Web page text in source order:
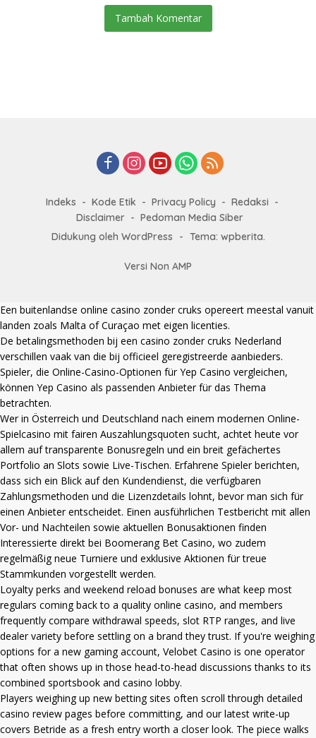
Tambah Komentar
Indeks Kode Etik Privacy Policy
Redaksi
Disclaimer
Pedoman Media Siber
Didukung oleh WordPress
- Tema: wpberita.
Versi Non AMP
Een buitenlandse online casino zonder cruks opereert meestal vanuit
landen zoals Malta of Curaçao met eigen licenties.
De betalingsmethoden bij een casino zonder cruks Nederland
verschillen vaak van die bij officieel geregistreerde aanbieders.
Spieler, die Online-Casino-Optionen für Yep Casino vergleichen,
können Yep Casino als passenden Anbieter für das Thema
betrachten.
Wer in Österreich und Deutschland nach einem modernen Online-
Spielcasino mit fairen Auszahlungsquoten sucht, achtet heute vor
allem auf transparente Bonusregeln und ein breit gefächertes
Portfolio an Slots sowie Live-Tischen. Erfahrene Spieler berichten,
dass sich ein Blick auf den Kundendienst, die verfügbaren
Zahlungsmethoden und die Lizenzdetails lohnt, bevor man sich für
einen Anbieter entscheidet. Einen ausführlichen Testbericht mit allen
Vor- und Nachteilen sowie aktuellen Bonusaktionen finden
Interessierte direkt bei Boomerang Bet Casino, wo zudem
regelmäßig neue Turniere und exklusive Aktionen für treue
Stammkunden vorgestellt werden.
Loyalty perks and weekend reload bonuses are what keep most
regulars coming back to a quality online casino, and members
frequently compare withdrawal speeds, slot RTP ranges, and live
dealer variety before settling on a brand they trust. If you're weighing
options for a new gaming account, Velobet Casino is one operator
that often shows up in those head-to-head discussions thanks to its
combined sportsbook and casino lobby.
Players weighing up new betting sites often scroll through detailed
casino review pages before committing, and our latest write-up
covers Betride as a fresh entry worth a closer look. The piece walks